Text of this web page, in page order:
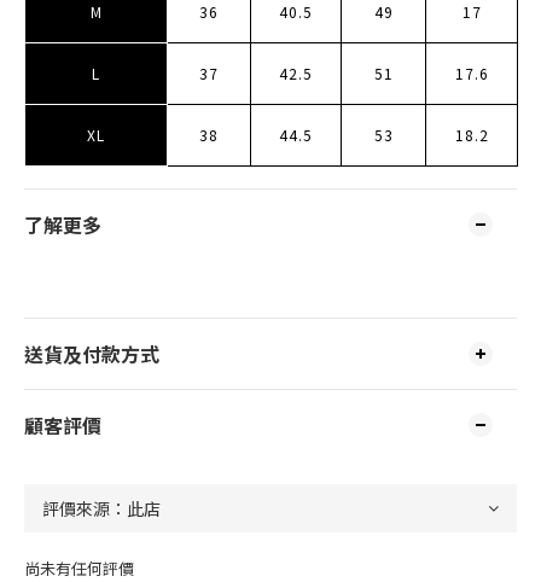
M 36 40.5 49 17
L 37 42.5 51 17.6
XL 38 44.5 53 18.2
了解更多
送貨及付款方式
顧客評價
尚未有任何評價